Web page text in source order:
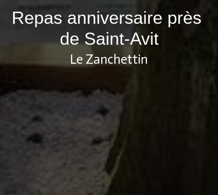
Repas anniversaire près
de Saint-Avit
Le Zanchettin